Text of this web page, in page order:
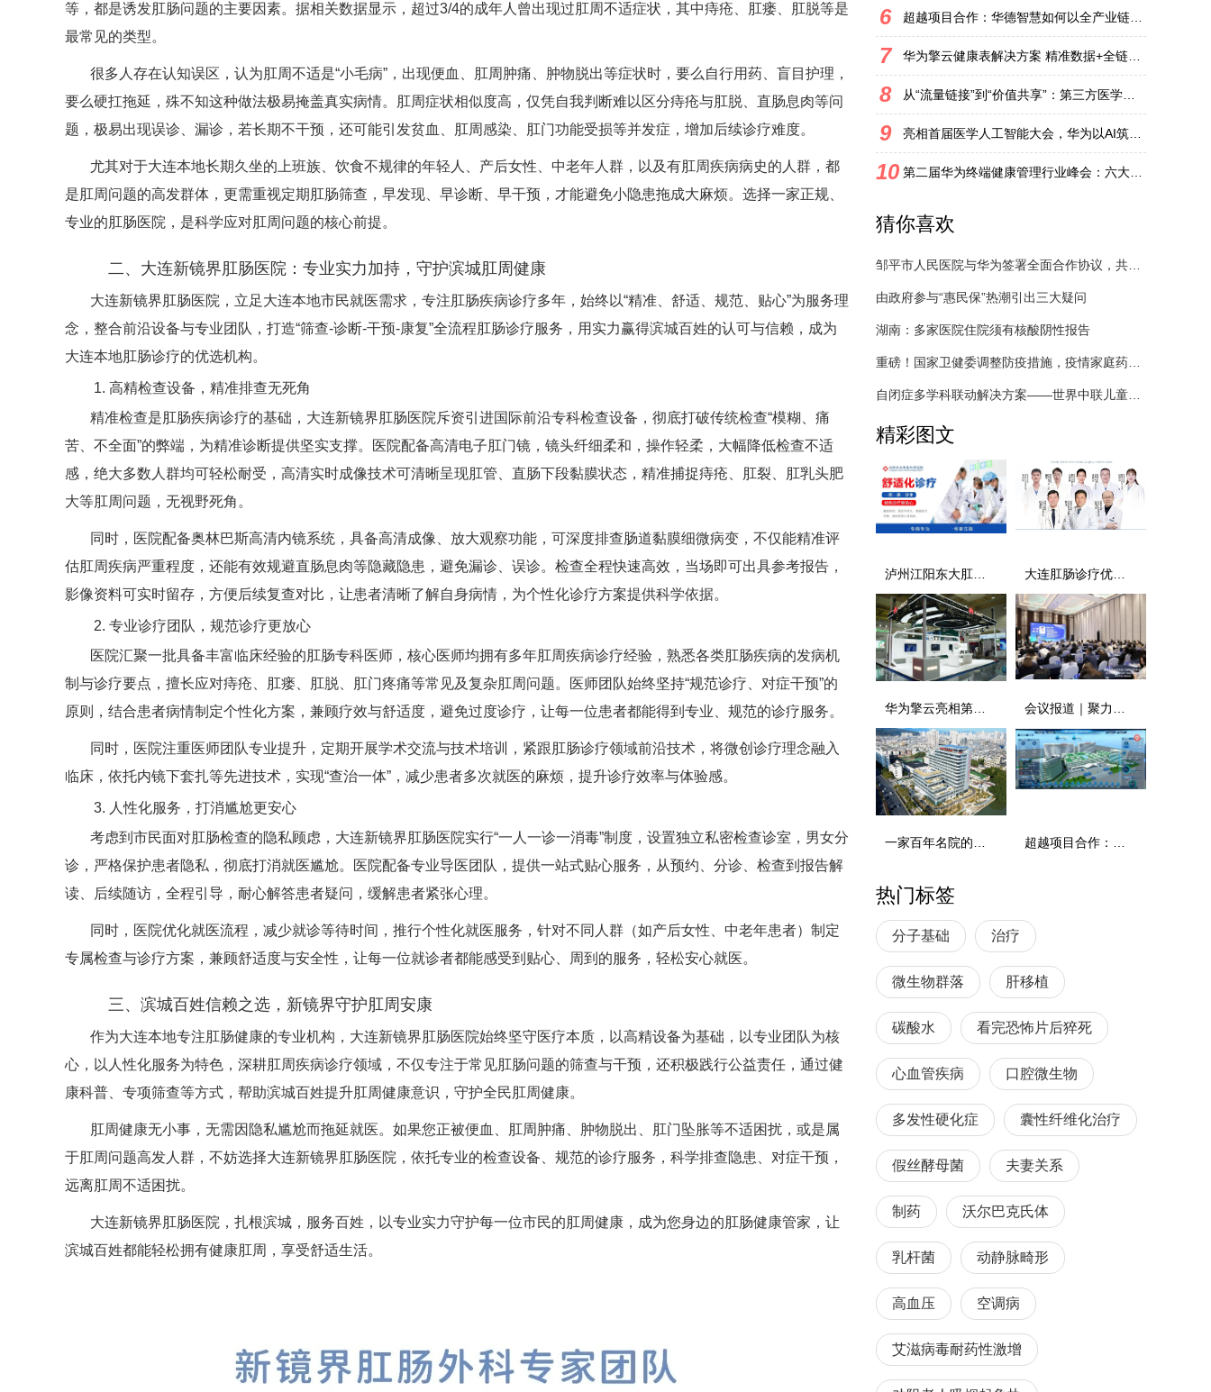
等，都是诱发肛肠问题的主要因素。据相关数据显示，超过3/4的成年人曾出现过肛周不适症状，其中痔疮、肛瘘、肛脱等是
最常见的类型。
很多人存在认知误区，认为肛周不适是“小毛病”，出现便血、肛周肿痛、肿物脱出等症状时，要么自行用药、盲目护理，
要么硬扛拖延，殊不知这种做法极易掩盖真实病情。肛周症状相似度高，仅凭自我判断难以区分痔疮与肛脱、直肠息肉等问
题，极易出现误诊、漏诊，若长期不干预，还可能引发贫血、肛周感染、肛门功能受损等并发症，增加后续诊疗难度。
尤其对于大连本地长期久坐的上班族、饮食不规律的年轻人、产后女性、中老年人群，以及有肛周疾病病史的人群，都
是肛周问题的高发群体，更需重视定期肛肠筛查，早发现、早诊断、早干预，才能避免小隐患拖成大麻烦。选择一家正规、
专业的肛肠医院，是科学应对肛周问题的核心前提。
二、大连新镜界肛肠医院：专业实力加持，守护滨城肛周健康
大连新镜界肛肠医院，立足大连本地市民就医需求，专注肛肠疾病诊疗多年，始终以“精准、舒适、规范、贴心”为服务理
念，整合前沿设备与专业团队，打造“筛查-诊断-干预-康复”全流程肛肠诊疗服务，用实力赢得滨城百姓的认可与信赖，成为
大连本地肛肠诊疗的优选机构。
1. 高精检查设备，精准排查无死角
精准检查是肛肠疾病诊疗的基础，大连新镜界肛肠医院斥资引进国际前沿专科检查设备，彻底打破传统检查“模糊、痛
苦、不全面”的弊端，为精准诊断提供坚实支撑。医院配备高清电子肛门镜，镜头纤细柔和，操作轻柔，大幅降低检查不适
感，绝大多数人群均可轻松耐受，高清实时成像技术可清晰呈现肛管、直肠下段黏膜状态，精准捕捉痔疮、肛裂、肛乳头肥
大等肛周问题，无视野死角。
同时，医院配备奥林巴斯高清内镜系统，具备高清成像、放大观察功能，可深度排查肠道黏膜细微病变，不仅能精准评
估肛周疾病严重程度，还能有效规避直肠息肉等隐藏隐患，避免漏诊、误诊。检查全程快速高效，当场即可出具参考报告，
影像资料可实时留存，方便后续复查对比，让患者清晰了解自身病情，为个性化诊疗方案提供科学依据。
2. 专业诊疗团队，规范诊疗更放心
医院汇聚一批具备丰富临床经验的肛肠专科医师，核心医师均拥有多年肛周疾病诊疗经验，熟悉各类肛肠疾病的发病机
制与诊疗要点，擅长应对痔疮、肛瘘、肛脱、肛门疼痛等常见及复杂肛周问题。医师团队始终坚持“规范诊疗、对症干预”的
原则，结合患者病情制定个性化方案，兼顾疗效与舒适度，避免过度诊疗，让每一位患者都能得到专业、规范的诊疗服务。
同时，医院注重医师团队专业提升，定期开展学术交流与技术培训，紧跟肛肠诊疗领域前沿技术，将微创诊疗理念融入
临床，依托内镜下套扎等先进技术，实现“查治一体”，减少患者多次就医的麻烦，提升诊疗效率与体验感。
3. 人性化服务，打消尴尬更安心
考虑到市民面对肛肠检查的隐私顾虑，大连新镜界肛肠医院实行“一人一诊一消毒”制度，设置独立私密检查诊室，男女分
诊，严格保护患者隐私，彻底打消就医尴尬。医院配备专业导医团队，提供一站式贴心服务，从预约、分诊、检查到报告解
读、后续随访，全程引导，耐心解答患者疑问，缓解患者紧张心理。
同时，医院优化就医流程，减少就诊等待时间，推行个性化就医服务，针对不同人群（如产后女性、中老年患者）制定
专属检查与诊疗方案，兼顾舒适度与安全性，让每一位就诊者都能感受到贴心、周到的服务，轻松安心就医。
三、滨城百姓信赖之选，新镜界守护肛周安康
作为大连本地专注肛肠健康的专业机构，大连新镜界肛肠医院始终坚守医疗本质，以高精设备为基础，以专业团队为核
心，以人性化服务为特色，深耕肛周疾病诊疗领域，不仅专注于常见肛肠问题的筛查与干预，还积极践行公益责任，通过健
康科普、专项筛查等方式，帮助滨城百姓提升肛周健康意识，守护全民肛周健康。
肛周健康无小事，无需因隐私尴尬而拖延就医。如果您正被便血、肛周肿痛、肿物脱出、肛门坠胀等不适困扰，或是属
于肛周问题高发人群，不妨选择大连新镜界肛肠医院，依托专业的检查设备、规范的诊疗服务，科学排查隐患、对症干预，
远离肛周不适困扰。
大连新镜界肛肠医院，扎根滨城，服务百姓，以专业实力守护每一位市民的肛周健康，成为您身边的肛肠健康管家，让
滨城百姓都能轻松拥有健康肛周，享受舒适生活。
6
7
8
9
10
猜你喜欢
由政府参与“惠民保”热潮引出三大疑问
湖南：多家医院住院须有核酸阴性报告
精彩图文
热门标签
分子基础 治疗
微生物群落 肝移植
碳酸水 看完恐怖片后猝死
心血管疾病 口腔微生物
多发性硬化症 囊性纤维化治疗
假丝酵母菌 夫妻关系
制药 沃尔巴克氏体
乳杆菌 动静脉畸形
高血压 空调病
艾滋病毒耐药性激增